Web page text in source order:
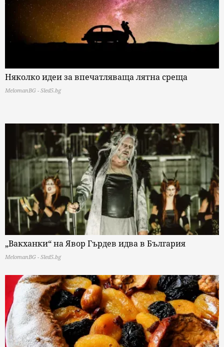
Няколко идеи за впечатляваща лятна среща
MelomanBG - Sled5.bg
„Вакханки“ на Явор Гърдев идва в България
MelomanBG - Sled5.bg